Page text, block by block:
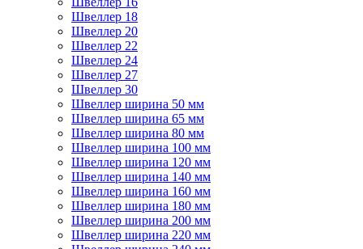
Швеллер 18
Швеллер 20
Швеллер 22
Швеллер 24
Швеллер 27
Швеллер 30
Швеллер ширина 50 мм
Швеллер ширина 65 мм
Швеллер ширина 80 мм
Швеллер ширина 100 мм
Швеллер ширина 120 мм
Швеллер ширина 140 мм
Швеллер ширина 160 мм
Швеллер ширина 180 мм
Швеллер ширина 200 мм
Швеллер ширина 220 мм